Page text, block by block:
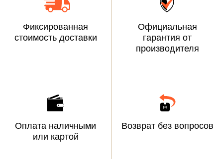
Фиксированная
стоимость доставки
Официальная
гарантия от
производителя
Оплата наличными
или картой
Возврат без вопросов